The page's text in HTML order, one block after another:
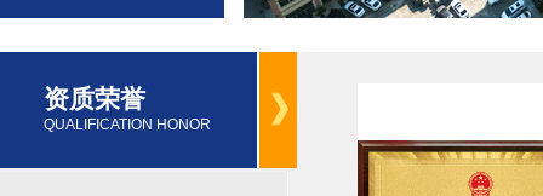
资质荣誉
QUALIFICATION HONOR